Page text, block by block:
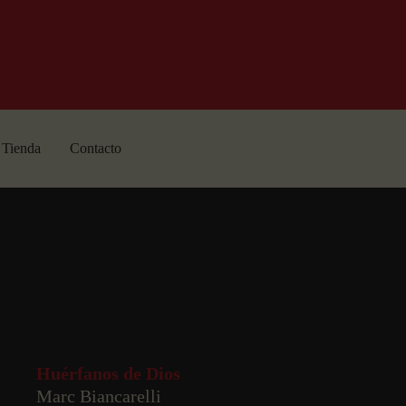
Tienda Contacto
Huérfanos de Dios
Marc Biancarelli